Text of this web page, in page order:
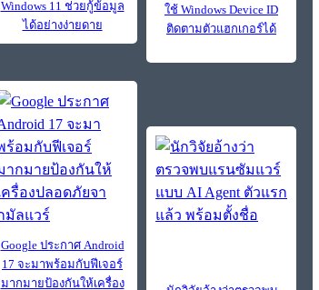
Windows 11 ช่วยกู้ข้อมูล
ได้อย่างง่ายดาย
ใช้ Windows Device ID
ติดตามตัวแฮกเกอร์ได้
Google ประกาศ Android
17 จะมาพร้อมกับฟีเจอร์
มากมายป้องกันให้เครื่อง